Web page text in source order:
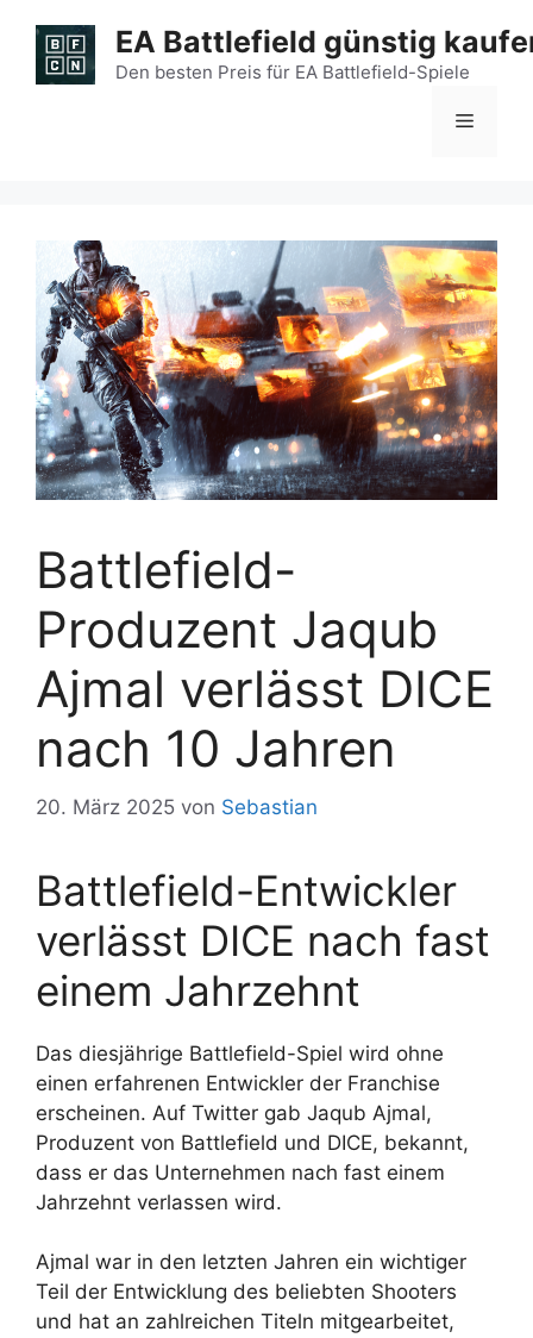
Inhalt
springen
EA Battlefield günstig
Den besten Preis für EA Battlefield-Spiele
Menü
Battlefield-
Produzent Jaqub
Ajmal verlässt DICE
nach 10 Jahren
20. März 2025 von Sebastian
Battlefield-Entwickler
verlässt DICE nach fast
einem Jahrzehnt
Das diesjährige Battlefield-Spiel wird ohne
einen erfahrenen Entwickler der Franchise
erscheinen. Auf Twitter gab Jaqub Ajmal,
Produzent von Battlefield und DICE, bekannt,
dass er das Unternehmen nach fast einem
Jahrzehnt verlassen wird.
Ajmal war in den letzten Jahren ein wichtiger
Teil der Entwicklung des beliebten Shooters
und hat an zahlreichen Titeln mitgearbeitet,